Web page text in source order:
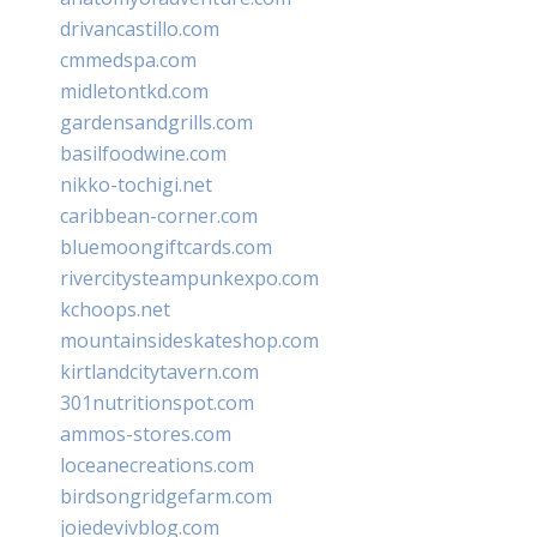
drivancastillo.com
cmmedspa.com
midletontkd.com
gardensandgrills.com
basilfoodwine.com
nikko-tochigi.net
caribbean-corner.com
bluemoongiftcards.com
rivercitysteampunkexpo.com
kchoops.net
mountainsideskateshop.com
kirtlandcitytavern.com
301nutritionspot.com
ammos-stores.com
loceanecreations.com
birdsongridgefarm.com
joiedevivblog.com